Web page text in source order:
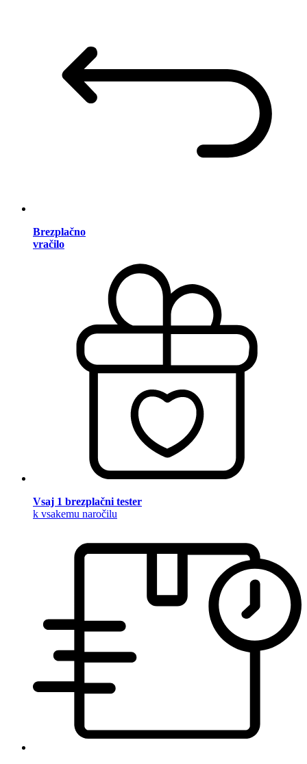
Brezplačno
vračilo
Vsaj 1 brezplačni tester
k vsakemu naročilu